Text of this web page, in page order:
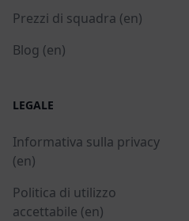
Prezzi di squadra (en)
Blog (en)
LEGALE
Informativa sulla privacy
(en)
Politica di utilizzo
accettabile (en)